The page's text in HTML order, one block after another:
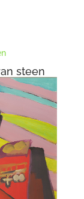
steen